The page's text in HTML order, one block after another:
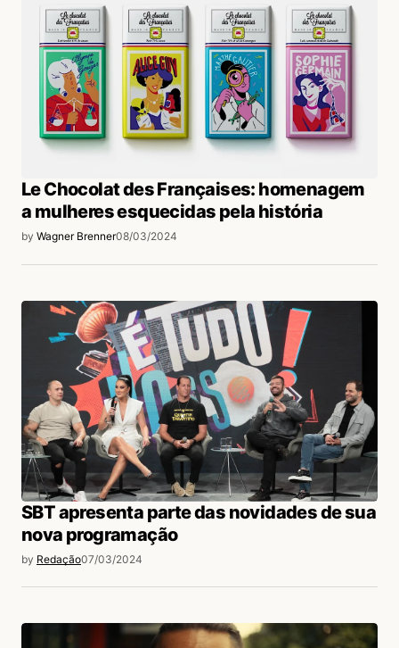
Le Chocolat des Françaises: homenagem
a mulheres esquecidas pela história
by Wagner Brenner08/03/2024
SBT apresenta parte das novidades de sua
nova programação
by Redação07/03/2024